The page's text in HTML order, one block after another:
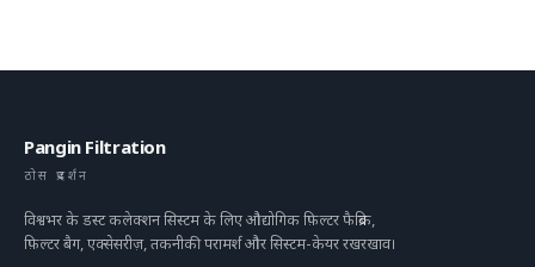
Pangin Filtration
ठोस प्रदर्शन
विश्वभर के डस्ट कलेक्शन सिस्टम के लिए औद्योगिक फ़िल्टर फैब्रिक,
फ़िल्टर बैग, एक्सेसरीज़, तकनीकी परामर्श और सिस्टम-केयर रखरखाव।